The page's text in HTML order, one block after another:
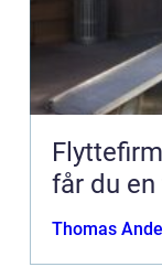
Flyttefirma
får du
Thomas